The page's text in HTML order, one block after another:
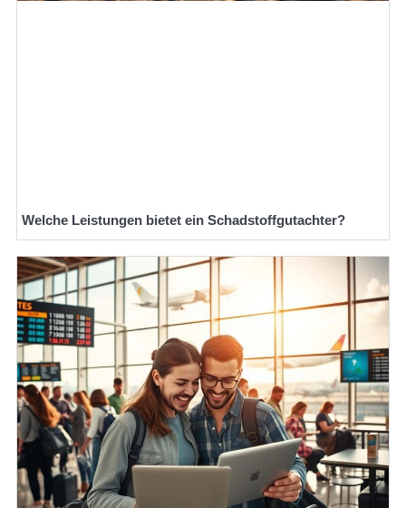
Welche Leistungen bietet ein Schadstoffgutachter?